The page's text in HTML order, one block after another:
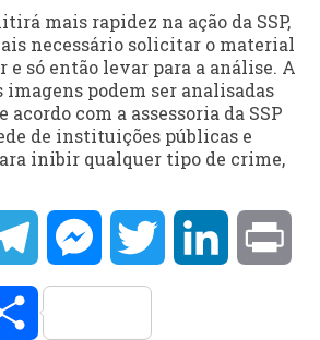
mais rapidez na ação da SSP,
necessário solicitar o material
e só então levar para a análise. A
imagens podem ser analisadas
acordo com a assessoria da SSP
de instituições públicas e
inibir qualquer tipo de crime,
TelegramMessengerTwitter LinkedIn
Compartilhar